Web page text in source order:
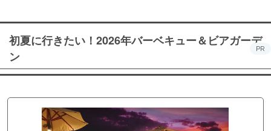
初夏に行きたい！2026年バーベキュー＆ビアガーデ
ン
PR